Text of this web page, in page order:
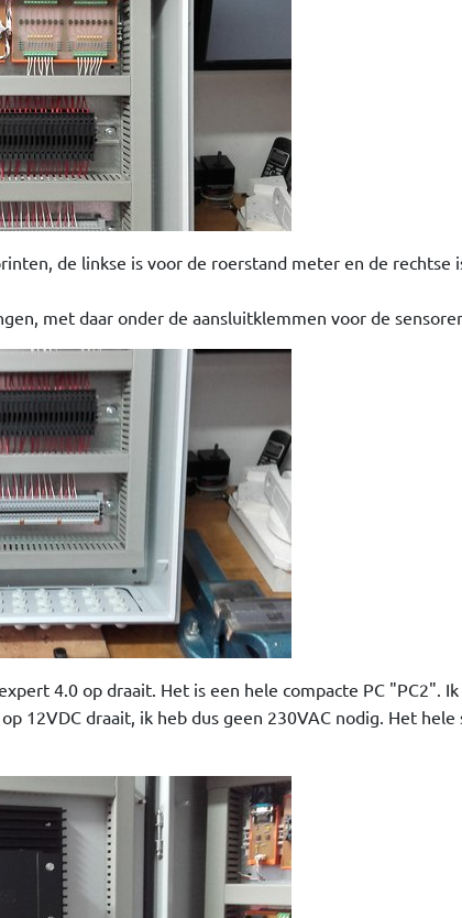
de linkse is voor de roerstand meter en de rechtse
met daar onder de aansluitklemmen voor de
4.0 op draait. Het is een hele compacte PC "PC2".
12VDC draait, ik heb dus geen 230VAC nodig. Het hele